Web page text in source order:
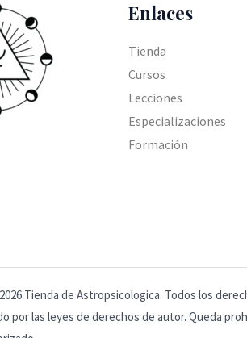
Enlaces
Tienda
Cursos
Lecciones
Especializaciones
Formación
Tienda de Astropsicologica. Todos los
por las leyes de derechos de autor. Queda